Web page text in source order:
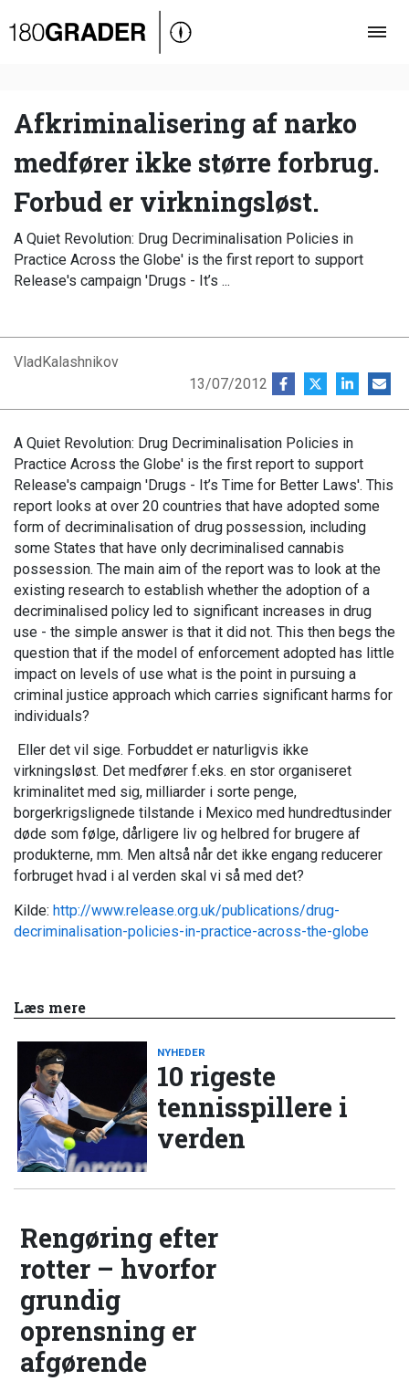
Oversigt
Debat
Video
Podcast
Afkriminalisering af narko
medfører ikke større forbrug.
Forbud er virkningsløst.
A Quiet Revolution: Drug Decriminalisation Policies in
Practice Across the Globe' is the first report to support
Release's campaign 'Drugs - It’s ...
VladKalashnikov
13/07/2012
A Quiet Revolution: Drug Decriminalisation Policies in
Practice Across the Globe' is the first report to support
Release's campaign 'Drugs - It’s Time for Better Laws'. This
report looks at over 20 countries that have adopted some
form of decriminalisation of drug possession, including
some States that have only decriminalised cannabis
possession. The main aim of the report was to look at the
existing research to establish whether the adoption of a
decriminalised policy led to significant increases in drug
use - the simple answer is that it did not. This then begs the
question that if the model of enforcement adopted has little
impact on levels of use what is the point in pursuing a
criminal justice approach which carries significant harms for
individuals?
Eller det vil sige. Forbuddet er naturligvis ikke
virkningsløst. Det medfører f.eks. en stor organiseret
kriminalitet med sig, milliarder i sorte penge,
borgerkrigslignede tilstande i Mexico med hundredtusinder
døde som følge, dårligere liv og helbred for brugere af
produkterne, mm. Men altså når det ikke engang reducerer
forbruget hvad i al verden skal vi så med det?
Kilde: http://www.release.org.uk/publications/drug-
decriminalisation-policies-in-practice-across-the-globe
Læs mere
NYHEDER
10 rigeste
tennisspillere i
verden
Rengøring efter
rotter – hvorfor
grundig
oprensning er
afgørende